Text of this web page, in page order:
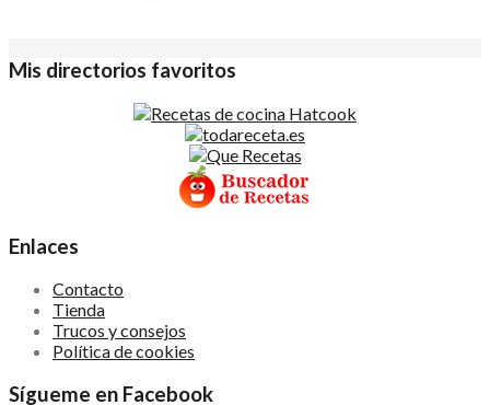
Mis directorios favoritos
Enlaces
Contacto
Tienda
Trucos y consejos
Política de cookies
Sígueme en Facebook